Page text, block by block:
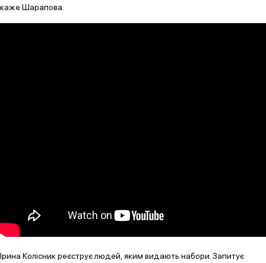
каже Шарапова.
Ірина Колісник реєструє людей, яким видають набори. Запитує